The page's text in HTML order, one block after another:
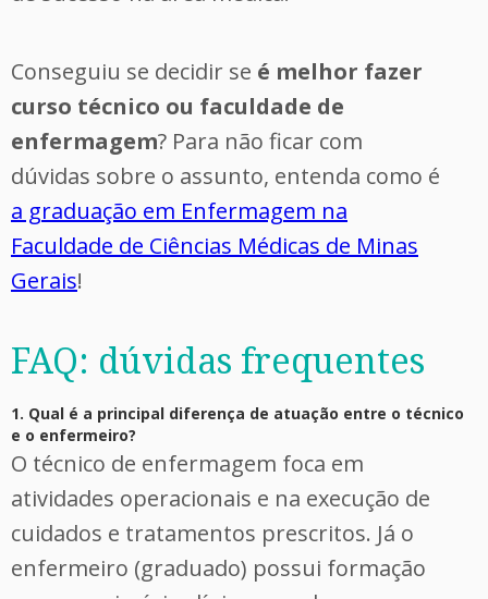
Conseguiu se decidir se é melhor fazer
curso técnico ou faculdade de
enfermagem? Para não ficar com
dúvidas sobre o assunto, entenda como é
a graduação em Enfermagem na
Faculdade de Ciências Médicas de Minas
Gerais!
FAQ: dúvidas frequentes
1. Qual é a principal diferença de atuação entre o técnico
e o enfermeiro?
O técnico de enfermagem foca em
atividades operacionais e na execução de
cuidados e tratamentos prescritos. Já o
enfermeiro (graduado) possui formação